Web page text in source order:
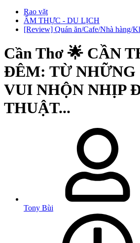
Rao vặt
ẨM THỰC - DU LỊCH
[Review] Quán ăn/Cafe/Nhà hàng/
Cần Thơ 🌟 CẦN
ĐÊM: TỪ NHỮNG
VUI NHỘN NHỊP
THUẬT...
Tony Bùi